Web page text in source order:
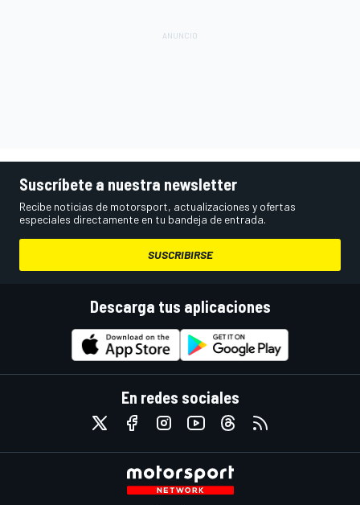
Suscríbete a nuestra newsletter
Recibe noticias de motorsport, actualizaciones y ofertas
especiales directamente en tu bandeja de entrada.
SUSCRIBIRSE
Descarga tus aplicaciones
En redes sociales